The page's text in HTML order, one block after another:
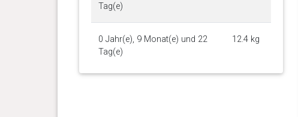
Tag(e)
0 Jahr(e), 9 Monat(e) und 22
Tag(e)
12.4 kg